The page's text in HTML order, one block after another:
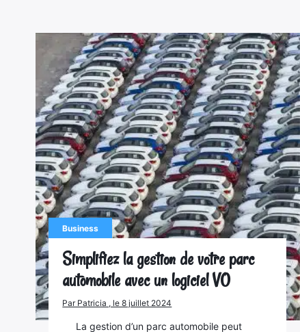
Business
Simplifiez la gestion de votre parc
automobile avec un logiciel VO
Par Patricia , le 8 juillet 2024
La gestion d’un parc automobile peut